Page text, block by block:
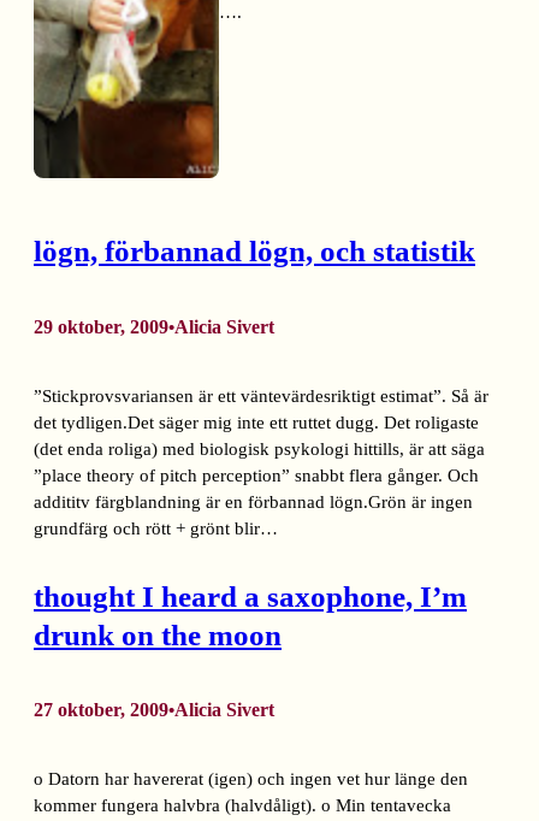
….
lögn, förbannad lögn, och statistik
29 oktober, 2009•Alicia Sivert
”Stickprovsvariansen är ett väntevärdesriktigt estimat”. Så är
det tydligen.Det säger mig inte ett ruttet dugg. Det roligaste
(det enda roliga) med biologisk psykologi hittills, är att säga
”place theory of pitch perception” snabbt flera gånger. Och
addititv färgblandning är en förbannad lögn.Grön är ingen
grundfärg och rött + grönt blir…
thought I heard a saxophone, I’m
drunk on the moon
27 oktober, 2009•Alicia Sivert
o Datorn har havererat (igen) och ingen vet hur länge den
kommer fungera halvbra (halvdåligt). o Min tentavecka